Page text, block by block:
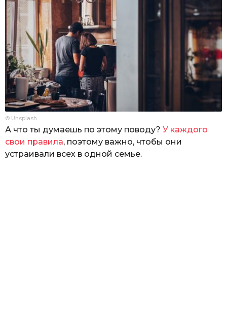
© Unsplash
А что ты думаешь по этому поводу? У каждого
свои правила, поэтому важно, чтобы они
устраивали всех в одной семье.